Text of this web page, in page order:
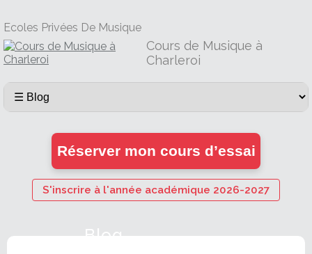
Ecoles Privées De Musique
Cours de Musique à
Charleroi
Réserver mon cours d’essai
S'inscrire à l'année académique 2026-2027
Blog